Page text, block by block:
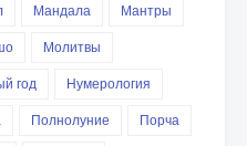
Мандала
Мантры
Молитвы
год
Нумерология
Полнолуние
Порча